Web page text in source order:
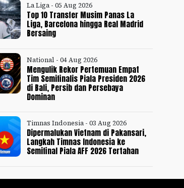
La Liga - 05 Aug 2026
Top 10 Transfer Musim Panas La
Liga, Barcelona hingga Real Madrid
Bersaing
National - 04 Aug 2026
Mengulik Rekor Pertemuan Empat
Tim Semifinalis Piala Presiden 2026
di Bali, Persib dan Persebaya
Dominan
Timnas Indonesia - 03 Aug 2026
Dipermalukan Vietnam di Pakansari,
Langkah Timnas Indonesia ke
Semifinal Piala AFF 2026 Tertahan